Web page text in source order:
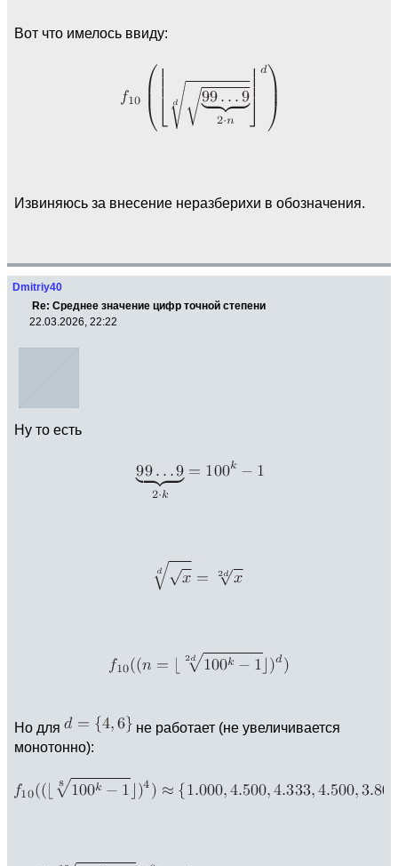
Вот что имелось ввиду:
Извиняюсь за внесение неразберихи в обозначения.
Dmitriy40
Re: Среднее значение цифр точной степени
22.03.2026, 22:22
Ну то есть
Но для
не работает (не увеличивается
монотонно):